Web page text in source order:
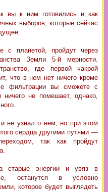
вы к ним готовились и как
выборов, которые сейчас
с планетой, пройдут через
Земли 5-й мерности.
где первой чакрой
что в нем нет ничего кроме
фильтрации вы сможете с
не помешает, однако,
не узнал о нем, но при этом
сердца другими путями —
так как пройдут
старые энергии и увяз в
останутся в условно
которое будет выглядеть